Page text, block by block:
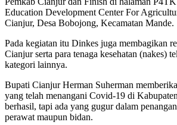
Education Development Center For
Cianjur, Desa Bobojong, Kecamatan Mande.
Pada kegiatan itu Dinkes juga membagikan
Cianjur serta para tenaga kesehatan (nakes)
kategori lainnya.
Bupati Cianjur Herman Suherman
yang telah menangani Covid-19 di
berhasil, tapi ada yang gugur dalam
perawat maupun bidan.